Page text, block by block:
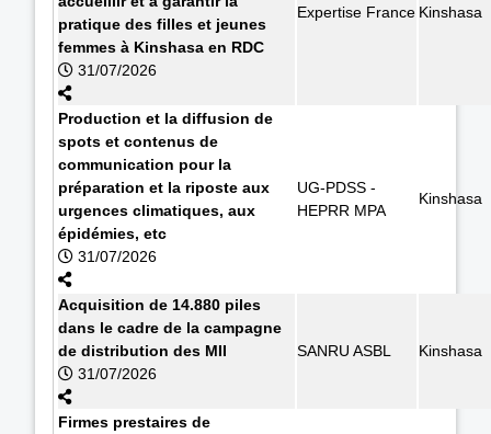
pratique des filles et jeunes
femmes à Kinshasa en RDC
31/07/2026
Expertise France Kinshasa
Production et la diffusion de
spots et contenus de
communication pour la
préparation et la riposte aux
urgences climatiques, aux
épidémies, etc
31/07/2026
UG-PDSS -
HEPRR MPA
Kinshasa
Acquisition de 14.880 piles
dans le cadre de la campagne
de distribution des MII
31/07/2026
SANRU ASBL Kinshasa
Firmes prestaires de